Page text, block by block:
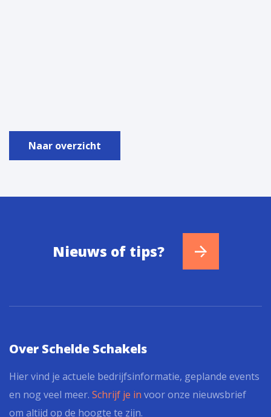
Naar overzicht
Nieuws of tips?
Over Schelde Schakels
Hier vind je actuele bedrijfsinformatie, geplande events
en nog veel meer. Schrijf je in voor onze nieuwsbrief
om altijd op de hoogte te zijn.